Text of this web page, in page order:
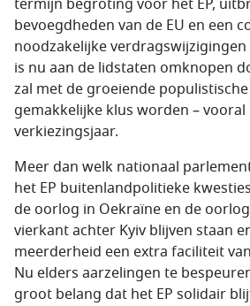
termijn begroting voor het EP,
bevoegdheden van de EU en een
noodzakelijke
is nu aan de lidstaten omknopen
zal met de groeiende
gemakkelijke klus worden – vooral
verkiezingsjaar.
Meer dan welk nationaal
het EP buitenlandpolitieke
de oorlog in Oekraïne en de oorlog
vierkant achter Kyiv blijven staan
meerderheid een extra faciliteit
Nu elders aarzelingen te
groot belang dat het EP solidair